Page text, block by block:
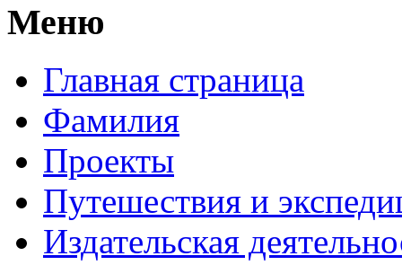
Меню
Главная страница
Фамилия
Проекты
Путешествия и
Издательская